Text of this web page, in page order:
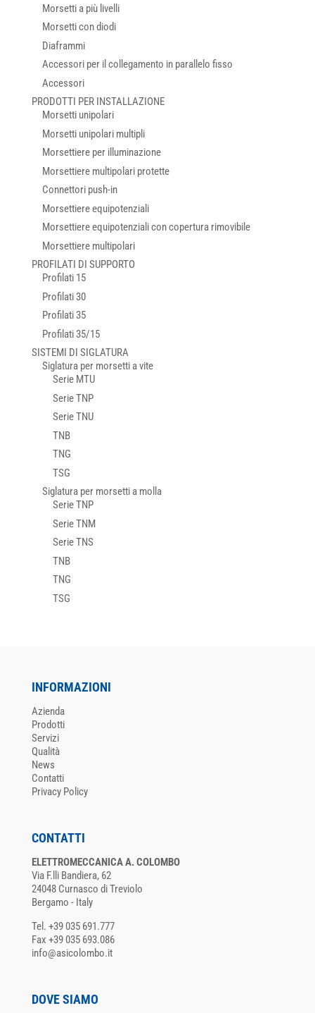
Morsetti a più livelli
Morsetti con diodi
Diaframmi
Accessori per il collegamento in parallelo fisso
Accessori
PRODOTTI PER INSTALLAZIONE
Morsetti unipolari
Morsetti unipolari multipli
Morsettiere per illuminazione
Morsettiere multipolari protette
Connettori push-in
Morsettiere equipotenziali
Morsettiere equipotenziali con copertura rimovibile
Morsettiere multipolari
PROFILATI DI SUPPORTO
Profilati 15
Profilati 30
Profilati 35
Profilati 35/15
SISTEMI DI SIGLATURA
Siglatura per morsetti a vite
Serie MTU
Serie TNP
Serie TNU
TNB
TNG
TSG
Siglatura per morsetti a molla
Serie TNP
Serie TNM
Serie TNS
TNB
TNG
TSG
INFORMAZIONI
Azienda
Prodotti
Servizi
Qualità
News
Contatti
Privacy Policy
CONTATTI
ELETTROMECCANICA A. COLOMBO
Via F.lli Bandiera, 62
24048 Curnasco di Treviolo
Bergamo - Italy
Tel. +39 035 691.777
Fax +39 035 693.086
info@asicolombo.it
DOVE SIAMO